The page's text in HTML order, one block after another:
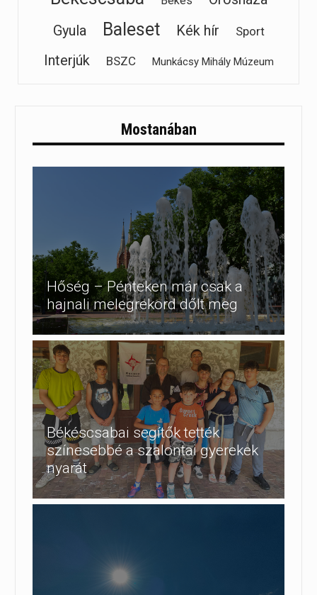
Gyula
Baleset Kék hír Sport
Interjúk BSZC Munkácsy Mihály Múzeum
Mostanában
Hőség – Pénteken már csak a
hajnali melegrekord dőlt meg
Békéscsabai segítők tették
színesebbé a szalontai gyerekek
nyarát